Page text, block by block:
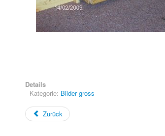
Details
Kategorie: Bilder gross
Zurück